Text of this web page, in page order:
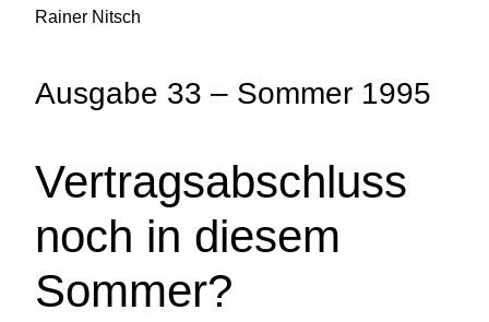
Rainer Nitsch
Ausgabe 33 – Sommer 1995
Vertragsabschluss
noch in diesem
Sommer?